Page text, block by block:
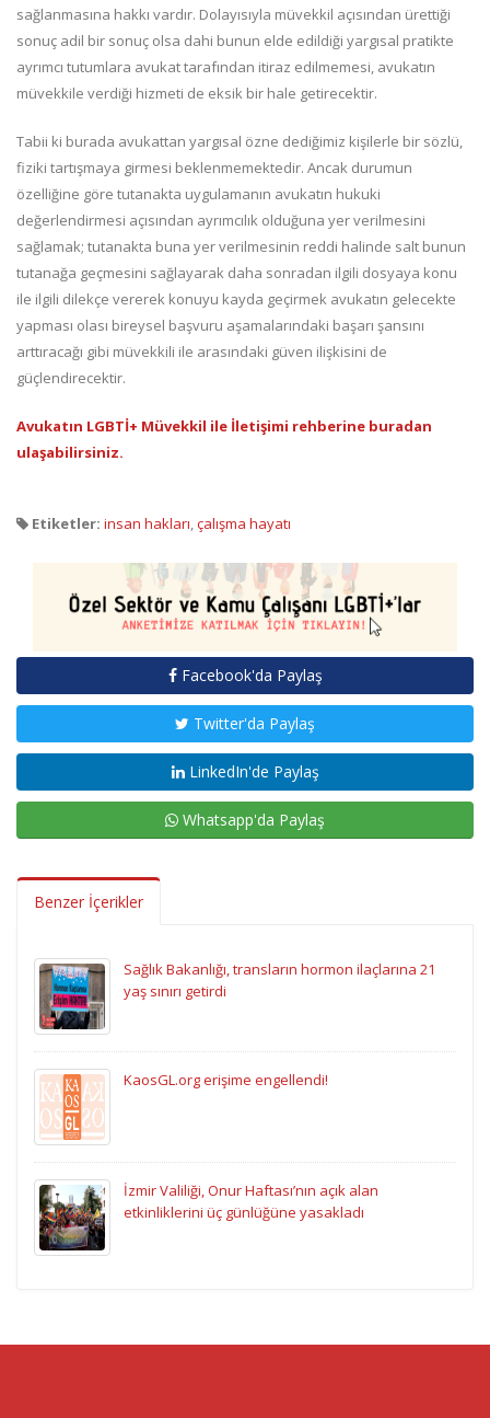
sağlanmasına hakkı vardır. Dolayısıyla müvekkil açısından ürettiği
sonuç adil bir sonuç olsa dahi bunun elde edildiği yargısal pratikte
ayrımcı tutumlara avukat tarafından itiraz edilmemesi, avukatın
müvekkile verdiği hizmeti de eksik bir hale getirecektir.
Tabii ki burada avukattan yargısal özne dediğimiz kişilerle bir sözlü,
fiziki tartışmaya girmesi beklenmemektedir. Ancak durumun
özelliğine göre tutanakta uygulamanın avukatın hukuki
değerlendirmesi açısından ayrımcılık olduğuna yer verilmesini
sağlamak; tutanakta buna yer verilmesinin reddi halinde salt bunun
tutanağa geçmesini sağlayarak daha sonradan ilgili dosyaya konu
ile ilgili dilekçe vererek konuyu kayda geçirmek avukatın gelecekte
yapması olası bireysel başvuru aşamalarındaki başarı şansını
arttıracağı gibi müvekkili ile arasındaki güven ilişkisini de
güçlendirecektir.
Avukatın LGBTİ+ Müvekkil ile İletişimi rehberine buradan
ulaşabilirsiniz.
Etiketler: insan hakları,çalışma hayatı
Facebook'da Paylaş
Twitter'da Paylaş
LinkedIn'de Paylaş
Whatsapp'da Paylaş
Benzer İçerikler
Sağlık Bakanlığı, transların hormon ilaçlarına 21
yaş sınırı getirdi
KaosGL.org erişime engellendi!
İzmir Valiliği, Onur Haftası’nın açık alan
etkinliklerini üç günlüğüne yasakladı